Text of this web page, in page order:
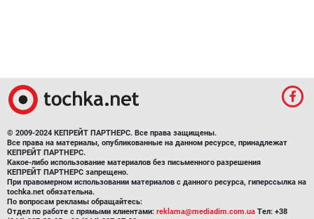
© 2009-2024 КЕПРЕЙТ ПАРТНЕРС. Все права защищены.
Все права на материалы, опубликованные на данном ресурсе, принадлежат
КЕПРЕЙТ ПАРТНЕРС.
Какое-либо использование материалов без письменного разрешения
КЕПРЕЙТ ПАРТНЕРС запрещено.
При правомерном использовании материалов с данного ресурса, гиперссылка на
tochka.net обязательна.
По вопросам рекламы обращайтесь:
Отдел по работе с прямыми клиентами: reklama@mediadim.com.ua Тел: +38